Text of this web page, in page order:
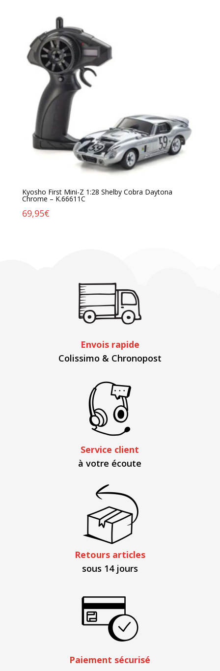
Kyosho First Mini-Z 1:28 Shelby Cobra Daytona
Chrome – K.66611C
69,95€
Envois rapide
Colissimo & Chronopost
Service client
à votre écoute
Retours articles
sous 14 jours
Paiement sécurisé